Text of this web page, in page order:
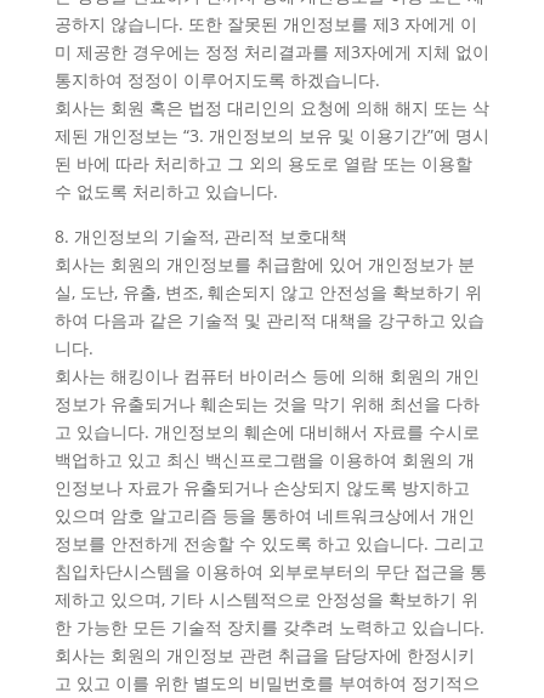
공하지 않습니다. 또한 잘못된 개인정보를 제3 자에게 이
미 제공한 경우에는 정정 처리결과를 제3자에게 지체 없이
통지하여 정정이 이루어지도록 하겠습니다.
회사는 회원 혹은 법정 대리인의 요청에 의해 해지 또는 삭
제된 개인정보는 “3. 개인정보의 보유 및 이용기간”에 명시
된 바에 따라 처리하고 그 외의 용도로 열람 또는 이용할
수 없도록 처리하고 있습니다.
8. 개인정보의 기술적, 관리적 보호대책
회사는 회원의 개인정보를 취급함에 있어 개인정보가 분
실, 도난, 유출, 변조, 훼손되지 않고 안전성을 확보하기 위
하여 다음과 같은 기술적 및 관리적 대책을 강구하고 있습
니다.
회사는 해킹이나 컴퓨터 바이러스 등에 의해 회원의 개인
정보가 유출되거나 훼손되는 것을 막기 위해 최선을 다하
고 있습니다. 개인정보의 훼손에 대비해서 자료를 수시로
백업하고 있고 최신 백신프로그램을 이용하여 회원의 개
인정보나 자료가 유출되거나 손상되지 않도록 방지하고
있으며 암호 알고리즘 등을 통하여 네트워크상에서 개인
정보를 안전하게 전송할 수 있도록 하고 있습니다. 그리고
침입차단시스템을 이용하여 외부로부터의 무단 접근을 통
제하고 있으며, 기타 시스템적으로 안정성을 확보하기 위
한 가능한 모든 기술적 장치를 갖추려 노력하고 있습니다.
회사는 회원의 개인정보 관련 취급을 담당자에 한정시키
고 있고 이를 위한 별도의 비밀번호를 부여하여 정기적으